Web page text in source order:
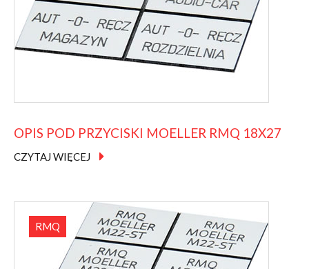
OPIS POD PRZYCISKI MOELLER RMQ 18X27
CZYTAJ WIĘCEJ
RMQ